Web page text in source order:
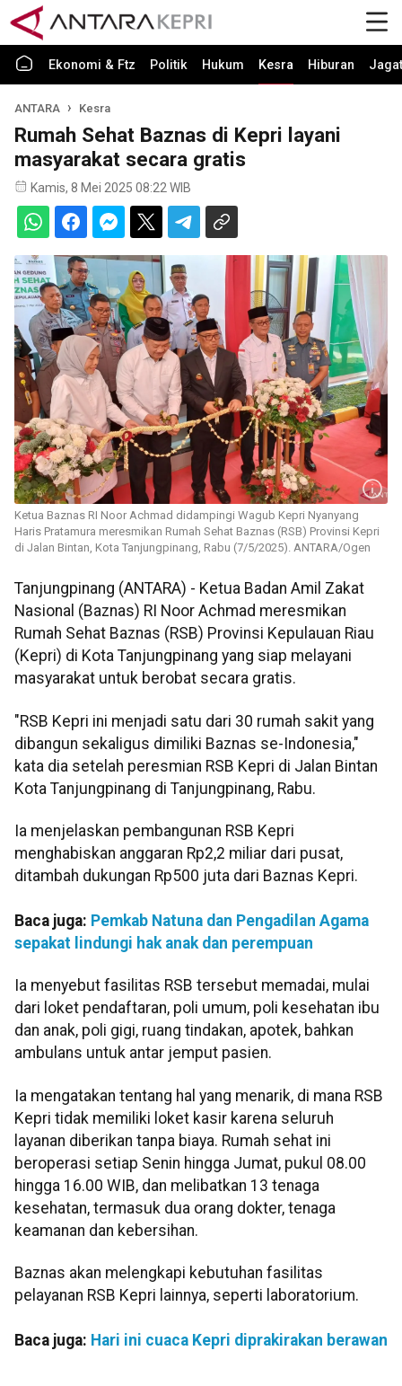
Ekonomi & Ftz Politik Hukum Kesra Hiburan Jagat
ANTARA Kesra
Rumah Sehat Baznas di Kepri layani
masyarakat secara gratis
Kamis, 8 Mei 2025 08:22 WIB
Ketua Baznas RI Noor Achmad didampingi Wagub Kepri Nyanyang
Haris Pratamura meresmikan Rumah Sehat Baznas (RSB) Provinsi Kepri
di Jalan Bintan, Kota Tanjungpinang, Rabu (7/5/2025). ANTARA/Ogen
Tanjungpinang (ANTARA) - Ketua Badan Amil Zakat
Nasional (Baznas) RI Noor Achmad meresmikan
Rumah Sehat Baznas (RSB) Provinsi Kepulauan Riau
(Kepri) di Kota Tanjungpinang yang siap melayani
masyarakat untuk berobat secara gratis.
"RSB Kepri ini menjadi satu dari 30 rumah sakit yang
dibangun sekaligus dimiliki Baznas se-Indonesia,"
kata dia setelah peresmian RSB Kepri di Jalan Bintan
Kota Tanjungpinang di Tanjungpinang, Rabu.
Ia menjelaskan pembangunan RSB Kepri
menghabiskan anggaran Rp2,2 miliar dari pusat,
ditambah dukungan Rp500 juta dari Baznas Kepri.
Baca juga: Pemkab Natuna dan Pengadilan Agama
sepakat lindungi hak anak dan perempuan
Ia menyebut fasilitas RSB tersebut memadai, mulai
dari loket pendaftaran, poli umum, poli kesehatan ibu
dan anak, poli gigi, ruang tindakan, apotek, bahkan
ambulans untuk antar jemput pasien.
Ia mengatakan tentang hal yang menarik, di mana RSB
Kepri tidak memiliki loket kasir karena seluruh
layanan diberikan tanpa biaya. Rumah sehat ini
beroperasi setiap Senin hingga Jumat, pukul 08.00
hingga 16.00 WIB, dan melibatkan 13 tenaga
kesehatan, termasuk dua orang dokter, tenaga
keamanan dan kebersihan.
Baznas akan melengkapi kebutuhan fasilitas
pelayanan RSB Kepri lainnya, seperti laboratorium.
Baca juga: Hari ini cuaca Kepri diprakirakan berawan